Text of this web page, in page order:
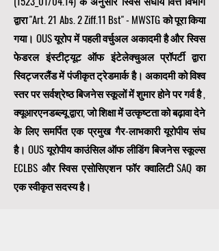
द्वारा "Art. 21 Abs. 2 Ziff.11 Bst" - MWSTG को पूरा किया
गया। OUS यूरोप में पहली वर्चुअल अकादमी है और स्विस
फेडरल इंस्टीट्यूट ऑफ इंटेलेक्चुअल प्रॉपर्टी द्वारा
स्विट्जरलैंड में पंजीकृत ट्रेडमार्क है। अकादमी को विश्व
स्तर पर सर्वश्रेष्ठ बिजनेस स्कूलों में शुमार होने पर गर्व है,
क्यूआरएनडब्ल्यू द्वारा, जो शिक्षा में उत्कृष्टता को बढ़ावा देने
के लिए समर्पित एकप्रमुख गैर-लाभकारी यूरोपीय संघ
है। OUSयूरोपीय काउंसिल ऑफ लीडिंग बिजनेस स्कूल्स
ECLBS और स्विस एसोसिएशन फॉर क्वालिटी SAQ का
एक स्वीकृत सदस्य है।